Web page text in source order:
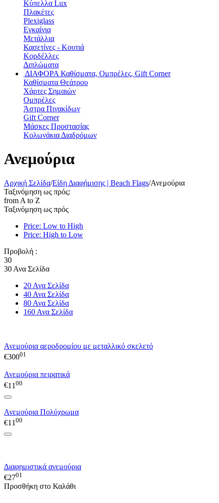
Κύπελλα Lux
Πλακέτες
Plexiglass
Εγκαίνια
Μετάλλια
Κασετίνες - Κουτιά
Κορδέλλες
Διπλώματα
ΔΙΑΦΟΡΑ Καθίσματα, Ομπρέλες, Gift Corner
Καθίσματα Θεάτρου
Χάρτες Σημαιών
Ομπρέλες
Άστρα Πινακίδων
Gift Corner
Μάσκες Προστασίας
Κολωνάκια Διαδρόμων
Ανεμούρια
Αρχική Σελίδα/Είδη Διαφήμισης | Beach Flags/Ανεμούρια
Ταξινόμηση ως πρός:
from A to Z
Ταξινόμηση ως πρός
Price: Low to High
Price: High to Low
Προβολή :
30
30 Ανα Σελίδα
20 Ανα Σελίδα
40 Ανα Σελίδα
80 Ανα Σελίδα
160 Ανα Σελίδα
Ανεμούρια αεροδρομίου με μεταλλικό σκελετό
€30001
Ανεμούρια πειρατικά
€11 00
Ανεμούρια Πολύχρωμα
€11 00
Διαφημιστικά ανεμούρια
€2701
Προσθήκη στο Καλάθι